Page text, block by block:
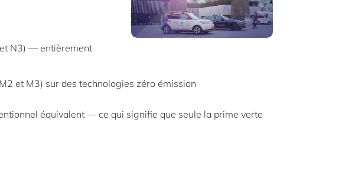
N3) — entièrement
et M3) sur des technologies zéro émission
équivalent — ce qui signifie que seule la prime verte